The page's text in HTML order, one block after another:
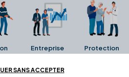
Entreprise Protection
SANS ACCEPTER